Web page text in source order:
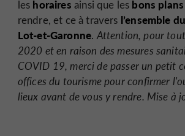
les horaires ainsi que les bons plans
rendre, et ce à travers l’ensemble
Lot-et-Garonne.Attention, pour
2020 et en raison des mesures
COVID 19, merci de passer un petit
offices du tourisme pour confirmer
lieux avant de vous y rendre. Mise à